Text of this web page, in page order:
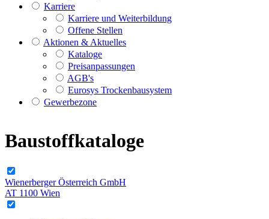
Karriere
Karriere und Weiterbildung
Offene Stellen
Aktionen & Aktuelles
Kataloge
Preisanpassungen
AGB's
Eurosys Trockenbausystem
Gewerbezone
Baustoffkataloge
Wienerberger Österreich GmbH
AT 1100 Wien